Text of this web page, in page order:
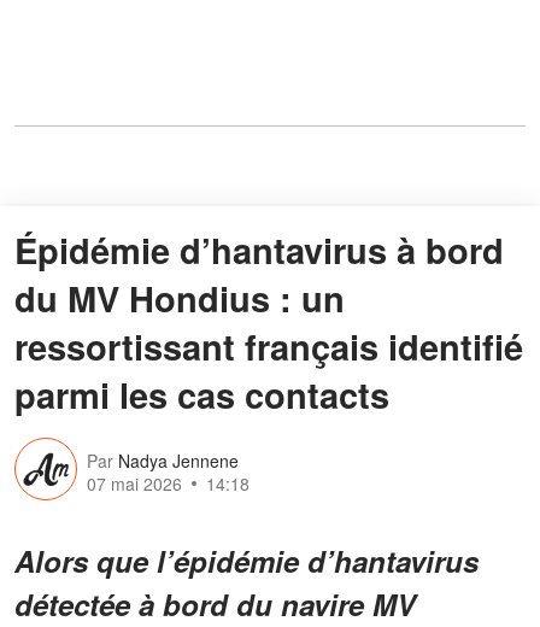
Épidémie d’hantavirus à bord
du MV Hondius : un
ressortissant français identifié
parmi les cas contacts
Par Nadya Jennene
07 mai 2026
14:18
Alors que l’épidémie d’hantavirus
détectée à bord du navire MV